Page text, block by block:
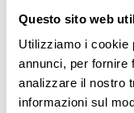
Questo sito web
Utilizziamo i cookie
annunci, per fornire
analizzare il nostro
informazioni sul